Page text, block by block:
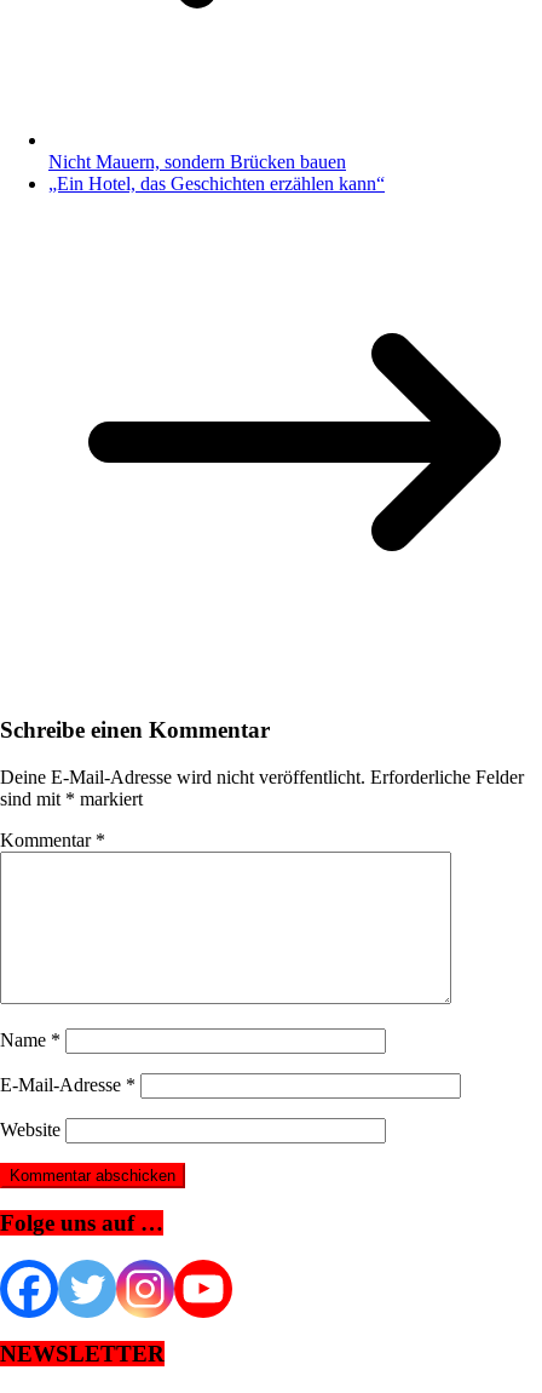
Nicht Mauern, sondern Brücken bauen
„Ein Hotel, das Geschichten erzählen kann“
Schreibe einen Kommentar
Deine E-Mail-Adresse wird nicht veröffentlicht. Erforderliche Felder
sind mit * markiert
Kommentar *
Name *
E-Mail-Adresse *
Website
Folge uns auf …
NEWSLETTER